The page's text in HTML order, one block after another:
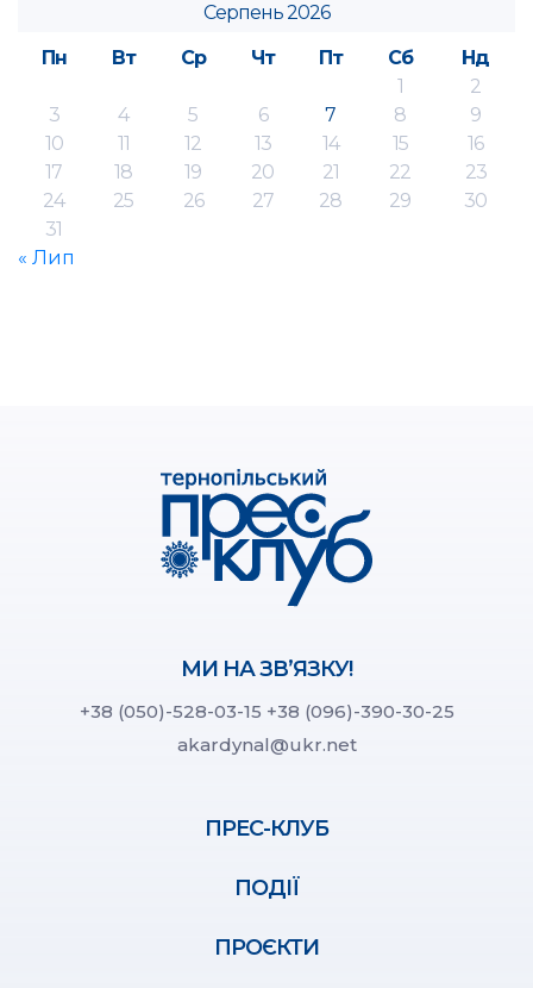
Серпень 2026
Пн
Вт Ср Чт Пт Сб
Нд
1
2
3
4 5 6 7 8
9
10
11 12 13 14 15
16
17
18 19 20 21 22
23
24
25 26 27 28 29
30
31
« Лип
МИ НА ЗВ’ЯЗКУ!
+38 (050)-528-03-15 +38 (096)-390-30-25
akardynal@ukr.net
ПРЕС-КЛУБ
ПОДІЇ
ПРОЄКТИ